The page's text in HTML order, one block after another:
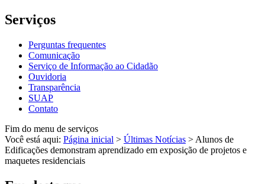
Serviços
Perguntas frequentes
Comunicação
Serviço de Informação ao Cidadão
Ouvidoria
Transparência
SUAP
Contato
Fim do menu de serviços
Você está aqui: Página inicial > Últimas Notícias > Alunos de
Edificações demonstram aprendizado em exposição de projetos e
maquetes residenciais